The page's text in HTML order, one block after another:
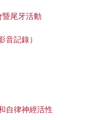
暨尾牙活動
音記錄）
自律神經活性